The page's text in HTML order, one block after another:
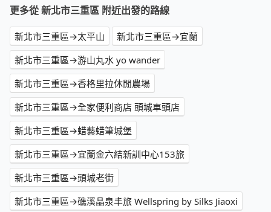
更多從 新北市三重區 附近出發的路線
新北市三重區→太平山
新北市三重區→宜蘭
新北市三重區→游山丸水 yo wander
新北市三重區→香格里拉休閒農場
新北市三重區→全家便利商店 頭城車頭店
新北市三重區→蜡藝蜡筆城堡
新北市三重區→宜蘭金六結新訓中心153旅
新北市三重區→頭城老街
新北市三重區→礁溪晶泉丰旅 Wellspring by Silks Jiaoxi